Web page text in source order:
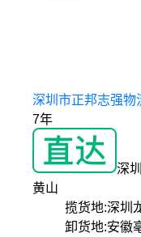
深圳市正邦志强物
7年
深圳
黄山
揽货地:深圳
卸货地:安徽